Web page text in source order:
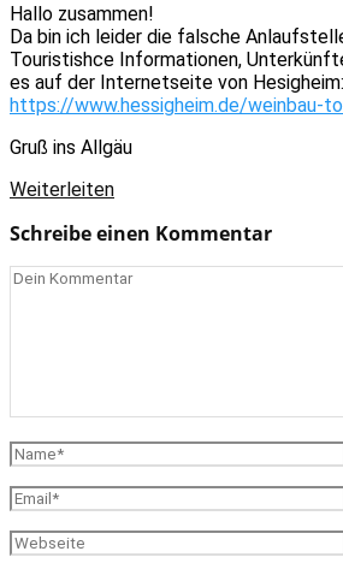
Hallo zusammen!
Da bin ich leider die falsche
Touristishce Informationen,
es auf der Internetseite von Hesigheim:
https://www.hessigheim.de/weinbau-
Gruß ins Allgäu
Weiterleiten
Schreibe einen Kommentar